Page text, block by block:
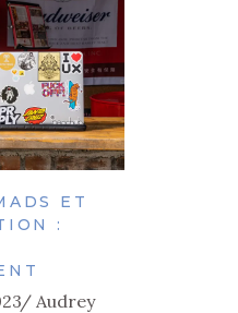
ET
:
Audrey